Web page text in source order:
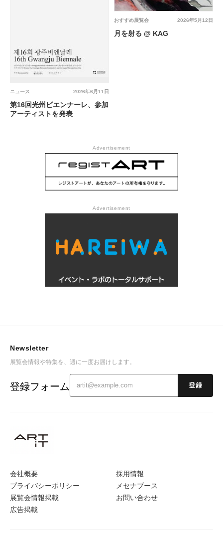
2026年6月11日
ニュース
第16回光州ビエンナーレ、参加
アーティストを発表
2026年5月12日
おすすめ展覧会
月を射る @ KAG
Advertisement
Advertisement
会社概要
プライバシーポリシー
展覧会情報掲載
広告掲載
採用情報
メセナブース
お問い合わせ
Newsletter
展覧会情報や特集を、週に一度お届けします。
登録フォーム 登録